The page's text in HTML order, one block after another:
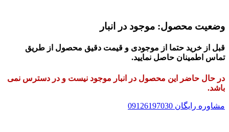
وضعیت محصول: موجود در انبار
قبل از خرید حتما از موجودی و قیمت دقیق محصول از طریق
تماس اطمینان حاصل نمایید.
در حال حاضر این محصول در انبار موجود نیست و در دسترس نمی
باشد.
مشاوره رایگان 09126197030